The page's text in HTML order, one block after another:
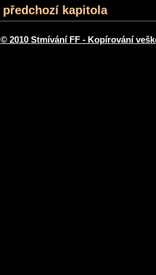
předchozí kapitola
© 2010 Stmívání FF - Kopírování